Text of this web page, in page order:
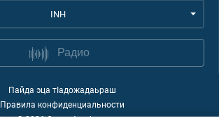
INH
Радио
Пайда эца тIадожадаьраш
Правила конфиденциальности